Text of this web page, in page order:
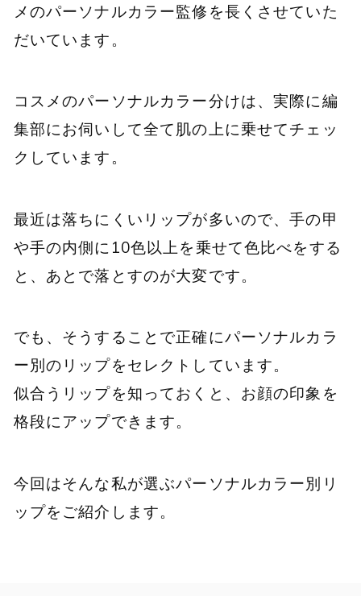
メのパーソナルカラー監修を長くさせていた
だいています。
コスメのパーソナルカラー分けは、実際に編
集部にお伺いして全て肌の上に乗せてチェッ
クしています。
最近は落ちにくいリップが多いので、手の甲
や手の内側に10色以上を乗せて色比べをする
と、あとで落とすのが大変です。
でも、そうすることで正確にパーソナルカラ
ー別のリップをセレクトしています。
似合うリップを知っておくと、お顔の印象を
格段にアップできます。
今回はそんな私が選ぶパーソナルカラー別リ
ップをご紹介します。